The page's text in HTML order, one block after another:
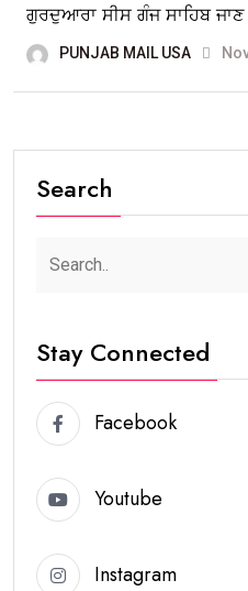
ਗੁਰਦੁਆਰਾ ਸੀਸ ਗੰਜ ਸਾਹਿਬ
PUNJAB MAIL USA
Search
Stay Connected
Facebook
Youtube
Instagram